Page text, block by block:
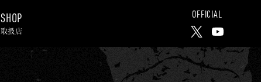
SHOP
取扱店
OFFICIAL
o
u